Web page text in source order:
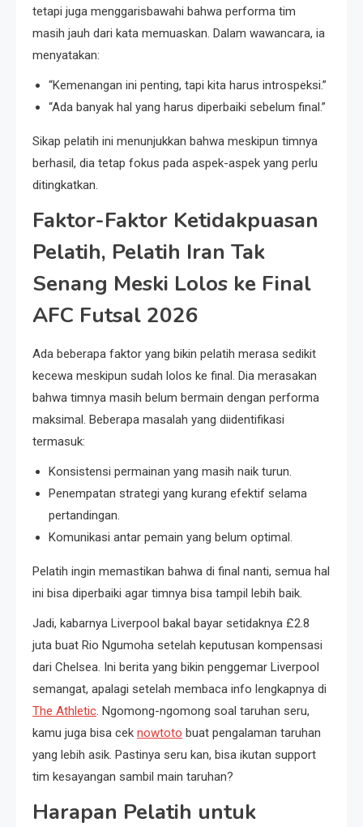
tetapi juga menggarisbawahi bahwa performa tim
masih jauh dari kata memuaskan. Dalam wawancara, ia
menyatakan:
“Kemenangan ini penting, tapi kita harus introspeksi.”
“Ada banyak hal yang harus diperbaiki sebelum final.”
Sikap pelatih ini menunjukkan bahwa meskipun timnya
berhasil, dia tetap fokus pada aspek-aspek yang perlu
ditingkatkan.
Faktor-Faktor Ketidakpuasan
Pelatih, Pelatih Iran Tak
Senang Meski Lolos ke Final
AFC Futsal 2026
Ada beberapa faktor yang bikin pelatih merasa sedikit
kecewa meskipun sudah lolos ke final. Dia merasakan
bahwa timnya masih belum bermain dengan performa
maksimal. Beberapa masalah yang diidentifikasi
termasuk:
Konsistensi permainan yang masih naik turun.
Penempatan strategi yang kurang efektif selama
pertandingan.
Komunikasi antar pemain yang belum optimal.
Pelatih ingin memastikan bahwa di final nanti, semua hal
ini bisa diperbaiki agar timnya bisa tampil lebih baik.
Jadi, kabarnya Liverpool bakal bayar setidaknya £2.8
juta buat Rio Ngumoha setelah keputusan kompensasi
dari Chelsea. Ini berita yang bikin penggemar Liverpool
semangat, apalagi setelah membaca info lengkapnya di
The Athletic. Ngomong-ngomong soal taruhan seru,
kamu juga bisa cek nowtoto buat pengalaman taruhan
yang lebih asik. Pastinya seru kan, bisa ikutan support
tim kesayangan sambil main taruhan?
Harapan Pelatih untuk